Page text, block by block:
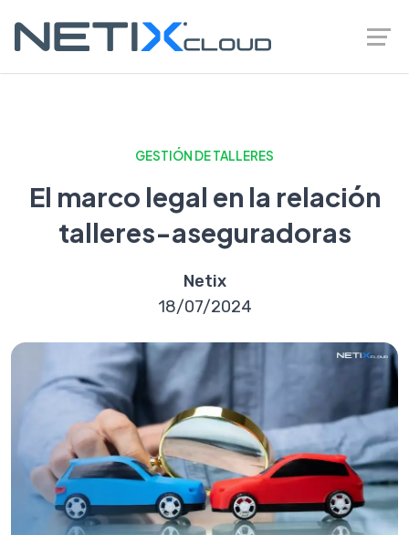
GESTIÓN DE TALLERES
El marco legal en la relación
talleres-aseguradoras
Netix
18/07/2024